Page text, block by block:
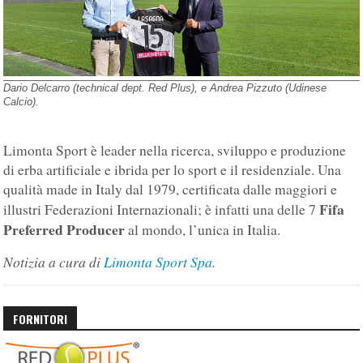
Dario Delcarro (technical dept. Red Plus), e Andrea Pizzuto (Udinese
Calcio).
Limonta Sport è leader nella ricerca, sviluppo e produzione
di erba artificiale e ibrida per lo sport e il residenziale. Una
qualità made in Italy dal 1979, certificata dalle maggiori e
illustri Federazioni Internazionali; è infatti una delle 7Fifa
Preferred Produceral mondo, l’unica in Italia.
Notizia a cura diLimonta Sport Spa.
FORNITORI